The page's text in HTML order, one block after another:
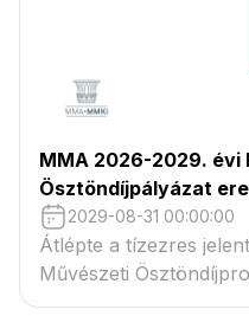
MMA 2026-2029. évi
Ösztöndíjpályázat
2029-08-31 00:00:00
Átlépte a tízezres
Művészeti
tartaléklistás pályázók